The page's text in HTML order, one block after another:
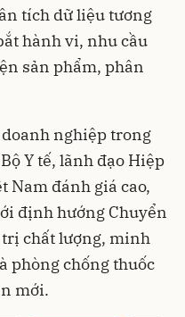
tích dữ liệu tương
hành vi, nhu cầu
sản phẩm, phân
doanh nghiệp trong
Y tế, lãnh đạo Hiệp
Nam đánh giá cao,
định hướng Chuyển
chất lượng, minh
phòng chống thuốc
mới.